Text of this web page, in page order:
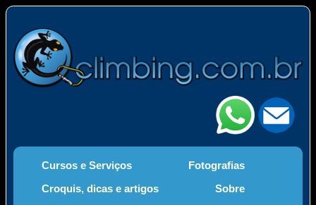
Cursos e Serviços
Fotografias
Croquis, dicas e artigos
Sobre